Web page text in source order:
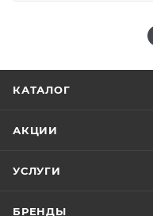
КАТАЛОГ
АКЦИИ
УСЛУГИ
БРЕНДЫ